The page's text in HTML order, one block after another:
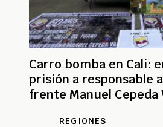
Carro bomba en Cali:
prisión a responsable
frente Manuel Cepeda
REGIONES